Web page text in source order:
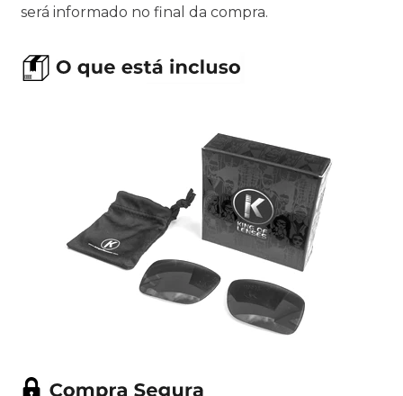
será informado no final da compra.